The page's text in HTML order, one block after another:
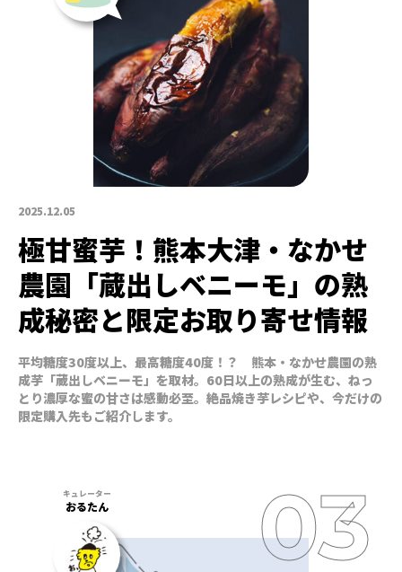
2025.12.05
極甘蜜芋！熊本大津・なかせ
農園「蔵出しベニーモ」の熟
成秘密と限定お取り寄せ情報
平均糖度30度以上、最高糖度40度！？ 熊本・なかせ農園の熟
成芋「蔵出しベニーモ」を取材。60日以上の熟成が生む、ねっ
とり濃厚な蜜の甘さは感動必至。絶品焼き芋レシピや、今だけの
限定購入先もご紹介します。
おるたん